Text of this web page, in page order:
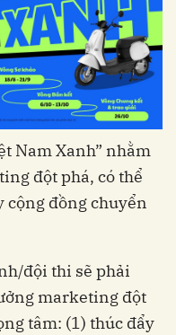
Nam Xanh” nhằm
đột phá, có thể
cộng đồng chuyển
đội thi sẽ phải
marketing đột
tâm: (1) thúc đẩy